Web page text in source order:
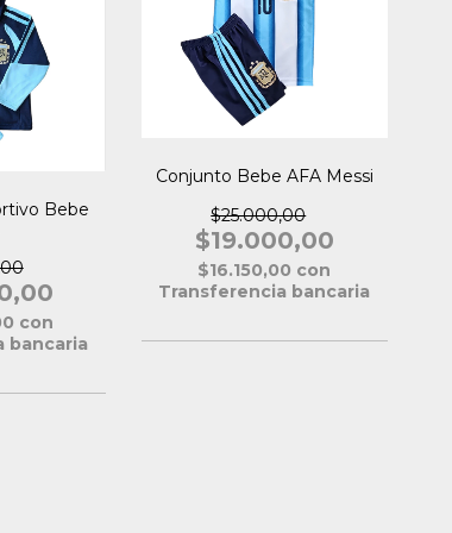
Bebe
con
bancaria
Conjunto Bebe AFA Messi
$25.000,00
$19.000,00
$16.150,00 con
Transferencia bancaria